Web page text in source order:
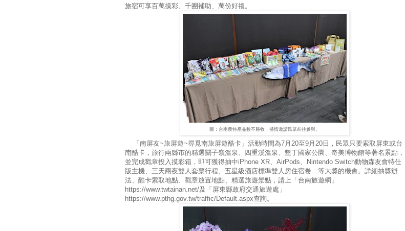
旅宿可享百萬摸彩、千團補助、萬份好禮。
圖：台南農特產品數不勝收，盛情邀請民眾前往參與。
「南屏友~旅屏遊~尋覓南旅屏遊酷卡」活動時間為7月20至9月20日，民眾只要索取屏東或台
南酷卡，旅行兩縣市的精選關子嶺溫泉、四重溪溫泉、墾丁國家公園、奇美博物館等著名景點，
並完成戳章投入摸彩箱，即可獲得抽中iPhone XR、AirPods、Nintendo Switch動物森友會特仕
版主機、三天兩夜雙人套票行程、五星級酒店標準雙人房住宿卷…等大獎的機會。詳細抽獎辦
法、酷卡索取地點、戳章放置地點、精選旅遊景點，請上「台南旅遊網」
https://www.twtainan.net/及「屏東縣政府交通旅遊處」
https://www.pthg.gov.tw/traffic/Default.aspx查詢。